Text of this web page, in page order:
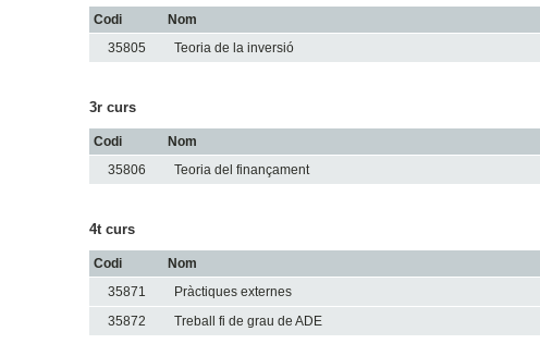
Codi Nom
35805 Teoria de la inversió
3r curs
Codi Nom
35806 Teoria del finançament
4t curs
Codi Nom
35871 Pràctiques externes
35872
Treball fi de grau de ADE